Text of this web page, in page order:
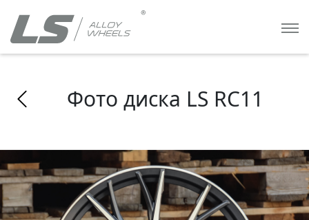
Фото диска LS RC11